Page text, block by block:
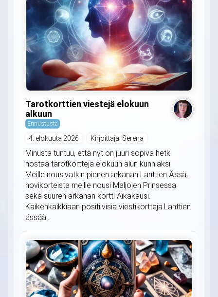
Tarotkorttien viestejä elokuun
alkuun
Ennustusta
4. elokuuta 2026 Kirjoittaja: Serena
Minusta tuntuu, että nyt on juuri sopiva hetki
nostaa tarotkortteja elokuun alun kunniaksi.
Meille nousivatkin pienen arkanan Lanttien Ässä,
hovikorteista meille nousi Maljojen Prinsessa
sekä suuren arkanan kortti Aikakausi.
Kaikenkaikkiaan positiivisia viestikortteja.Lanttien
ässää...